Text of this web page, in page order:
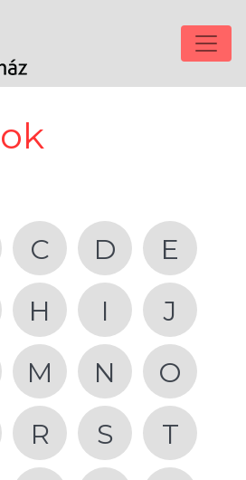
C D
E
H I
J
M N
O
R S
T